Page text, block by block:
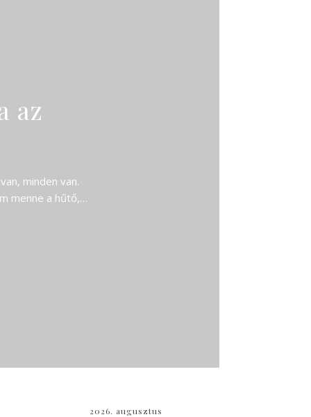
az
minden van.
menne a hűtő,…
2026. augusztus